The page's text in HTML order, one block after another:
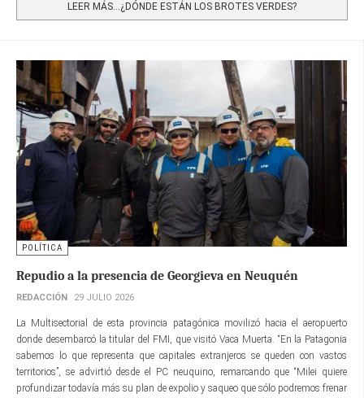
LEER MÁS…¿DÓNDE ESTÁN LOS BROTES VERDES?
POLÍTICA
Repudio a la presencia de Georgieva en Neuquén
REDACCIÓN 29 JULIO 2026
La Multisectorial de esta provincia patagónica movilizó hacia el aeropuerto
donde desembarcó la titular del FMI, que visitó Vaca Muerta. “En la Patagonia
sabemos lo que representa que capitales extranjeros se queden con vastos
territorios”, se advirtió desde el PC neuquino, remarcando que “Milei quiere
profundizar todavía más su plan de expolio y saqueo que sólo podremos frenar